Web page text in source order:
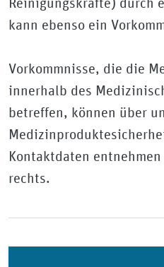
kann ebenso ein
Vorkommnisse, die die
innerhalb des
betreffen, können über
Kontaktdaten
rechts.